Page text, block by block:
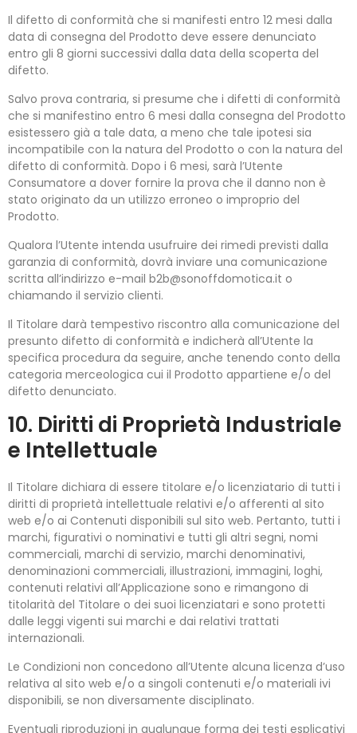
Il difetto di conformità che si manifesti entro 12 mesi dalla
data di consegna del Prodotto deve essere denunciato
entro gli 8 giorni successivi dalla data della scoperta del
difetto.
Salvo prova contraria, si presume che i difetti di conformità
che si manifestino entro 6 mesi dalla consegna del Prodotto
esistessero già a tale data, a meno che tale ipotesi sia
incompatibile con la natura del Prodotto o con la natura del
difetto di conformità. Dopo i 6 mesi, sarà l’Utente
Consumatore a dover fornire la prova che il danno non è
stato originato da un utilizzo erroneo o improprio del
Prodotto.
Qualora l’Utente intenda usufruire dei rimedi previsti dalla
garanzia di conformità, dovrà inviare una comunicazione
scritta all’indirizzo e-mail b2b@sonoffdomotica.it o
chiamando il servizio clienti.
Il Titolare darà tempestivo riscontro alla comunicazione del
presunto difetto di conformità e indicherà all’Utente la
specifica procedura da seguire, anche tenendo conto della
categoria merceologica cui il Prodotto appartiene e/o del
difetto denunciato.
10. Diritti di Proprietà Industriale
e Intellettuale
Il Titolare dichiara di essere titolare e/o licenziatario di tutti i
diritti di proprietà intellettuale relativi e/o afferenti al sito
web e/o ai Contenuti disponibili sul sito web. Pertanto, tutti i
marchi, figurativi o nominativi e tutti gli altri segni, nomi
commerciali, marchi di servizio, marchi denominativi,
denominazioni commerciali, illustrazioni, immagini, loghi,
contenuti relativi all’Applicazione sono e rimangono di
titolarità del Titolare o dei suoi licenziatari e sono protetti
dalle leggi vigenti sui marchi e dai relativi trattati
internazionali.
Le Condizioni non concedono all’Utente alcuna licenza d’uso
relativa al sito web e/o a singoli contenuti e/o materiali ivi
disponibili, se non diversamente disciplinato.
Eventuali riproduzioni in qualunque forma dei testi esplicativi